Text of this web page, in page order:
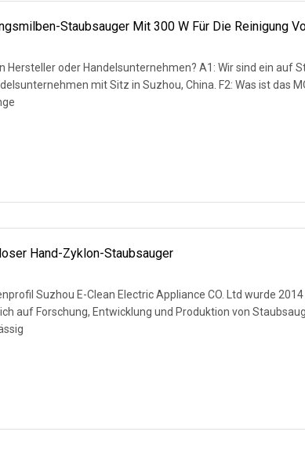
Staubsauger Mit 300 W Für Die Reinigung
oder Handelsunternehmen? A1: Wir sind ein auf Staubsauger
mit Sitz in Suzhou, China. F2: Was ist das MOQ? A2:
Hand-Zyklon-Staubsauger
Suzhou E-Clean Electric Appliance CO. Ltd wurde
auf Forschung, Entwicklung und Produktion von